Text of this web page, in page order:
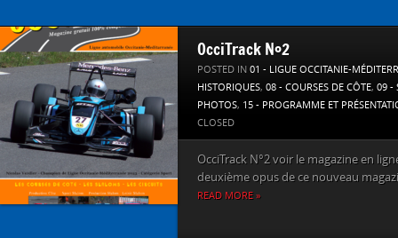
OcciTrack N°2
POSTED IN 01 - LIGUE OCCITANIE-
HISTORIQUES, 08 - COURSES DE CÔTE, 09 -
PHOTOS, 15 - PROGRAMME ET
CLOSED
OcciTrack N°2 voir le magazine en
deuxième opus de ce nouveau
READ MORE »